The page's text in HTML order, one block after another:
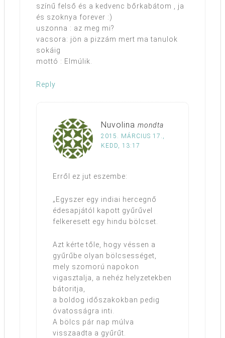
színű felső és a kedvenc bőrkabátom , ja
és szoknya forever :)
uszonna : az meg mi?
vacsora: jön a pizzám mert ma tanulok
sokáig
mottó : Elmúlik.
Reply
Nuvolina mondta
2015. MÁRCIUS 17.,
KEDD, 13:17
Erről ez jut eszembe:
„Egyszer egy indiai hercegnő
édesapjától kapott gyűrűvel
felkeresett egy hindu bölcset.
Azt kérte tőle, hogy véssen a
gyűrűbe olyan bölcsességet,
mely szomorú napokon
vigasztalja, a nehéz helyzetekben
bátoritja,
a boldog időszakokban pedig
óvatosságra inti.
A bölcs pár nap múlva
visszaadta a gyűrűt.